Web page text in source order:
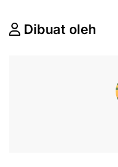
c
e
k
e
at
s
Dibuat oleh